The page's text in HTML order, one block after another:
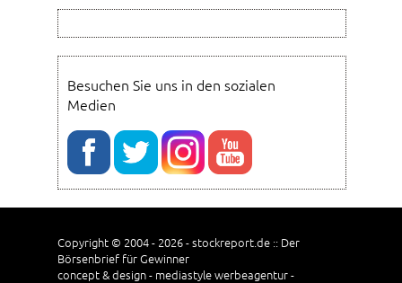
Besuchen Sie uns in den sozialen
Medien
Copyright © 2004 - 2026 - stockreport.de :: Der
Börsenbrief für Gewinner
concept & design - mediastyle werbeagentur -